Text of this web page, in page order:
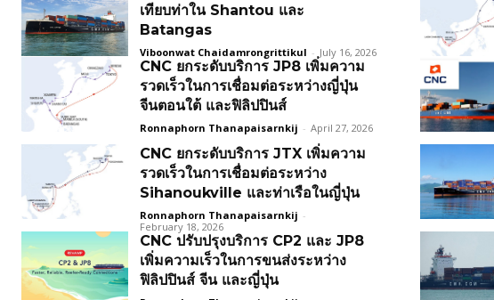
เทียบท่าใน Shantou และ
Batangas
Viboonwat Chaidamrongrittikul - July 16, 2026
CNC ยกระดับบริการ JP8 เพิ่มความ
รวดเร็วในการเชื่อมต่อระหว่างญี่ปุ่น
จีนตอนใต้ และฟิลิปปินส์
Ronnaphorn Thanapaisarnkij - April 27, 2026
CNC ยกระดับบริการ JTX เพิ่มความ
รวดเร็วในการเชื่อมต่อระหว่าง
Sihanoukville และท่าเรือในญี่ปุ่น
Ronnaphorn Thanapaisarnkij -
February 18, 2026
CNC ปรับปรุงบริการ CP2 และ JP8
เพิ่มความเร็วในการขนส่งระหว่าง
ฟิลิปปินส์ จีน และญี่ปุ่น